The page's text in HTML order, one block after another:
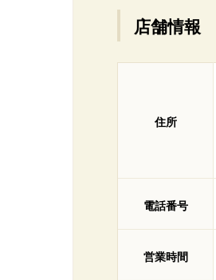
店舗情報
住所
電話番号
営業時間